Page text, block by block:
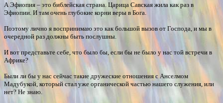
А Эфиопия – это библейская страна. Царица Савская жила как раз в
Эфиопии. И там очень глубокие корни веры в Бога.
Поэтому лично я воспринимаю это как большой вызов от Господа, и мы в
очередной раз должны быть послушны.
И вот представьте себе, что было бы, если бы не было у нас той встречи в
Африке?
Были ли бы у нас сейчас такие дружеские отношения с Анселмом
Мадубукой, который стал уже органической частью нашего служения, или
нет? Не знаю.